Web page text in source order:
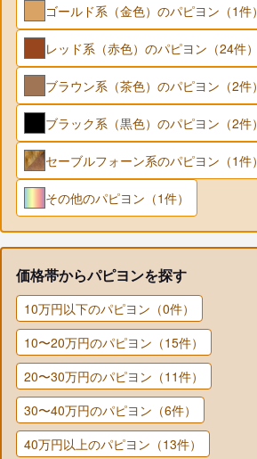
ゴールド系（金色）のパピヨン（1件）
レッド系（赤色）のパピヨン（24件）
ブラウン系（茶色）のパピヨン（2件）
ブラック系（黒色）のパピヨン（2件）
セーブルフォーン系のパピヨン（1件）
その他のパピヨン（1件）
価格帯からパピヨンを探す
10万円以下のパピヨン（0件）
10〜20万円のパピヨン（15件）
20〜30万円のパピヨン（11件）
30〜40万円のパピヨン（6件）
40万円以上のパピヨン（13件）